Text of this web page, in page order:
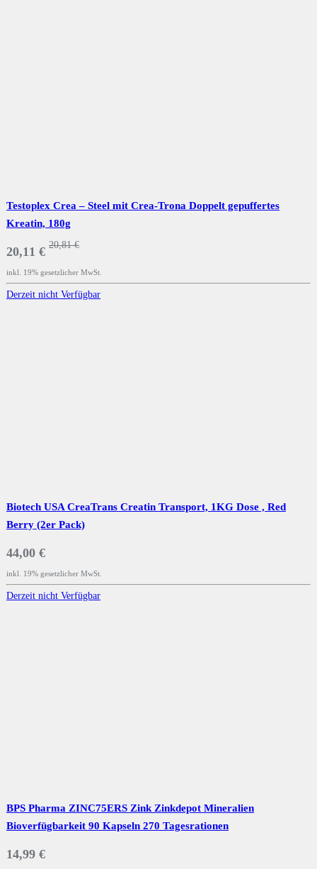
Testoplex Crea – Steel mit Crea-Trona Doppelt gepuffertes
Kreatin, 180g
20,11 € 20,81 €
inkl. 19% gesetzlicher MwSt.
Derzeit nicht Verfügbar
Biotech USA CreaTrans Creatin Transport, 1KG Dose , Red
Berry (2er Pack)
44,00 €
inkl. 19% gesetzlicher MwSt.
Derzeit nicht Verfügbar
BPS Pharma ZINC75ERS Zink Zinkdepot Mineralien
Bioverfügbarkeit 90 Kapseln 270 Tagesrationen
14,99 €